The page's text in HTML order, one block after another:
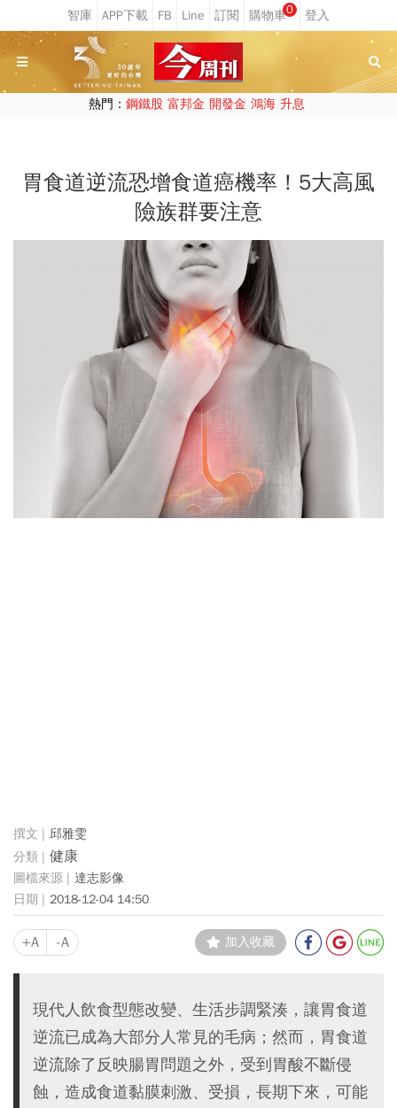
0
熱門： 鋼鐵股 富邦金 開發金 鴻海 升息
胃食道逆流恐增食道癌機率！5大高風
險族群要注意
邱雅雯
健康
達志影像
2018-12-04 14:50
+A -A 加入收藏
現代人飲食型態改變、生活步調緊湊，讓胃食道
逆流已成為大部分人常見的毛病；然而，胃食道
逆流除了反映腸胃問題之外，受到胃酸不斷侵
蝕，造成食道黏膜刺激、受損，長期下來，可能